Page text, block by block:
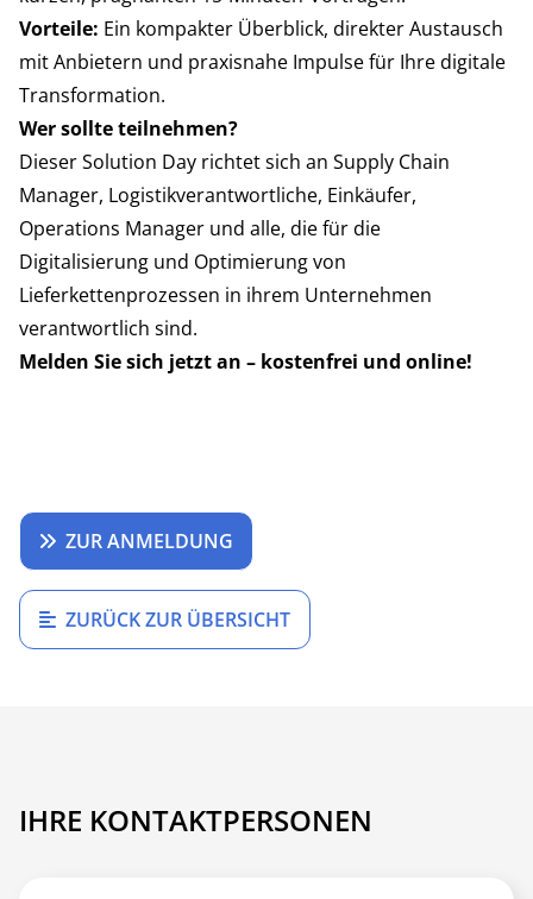
Vorteile: Ein kompakter Überblick, direkter Austausch
mit Anbietern und praxisnahe Impulse für Ihre digitale
Transformation.
Wer sollte teilnehmen?
Dieser Solution Day richtet sich an Supply Chain
Manager, Logistikverantwortliche, Einkäufer,
Operations Manager und alle, die für die
Digitalisierung und Optimierung von
Lieferkettenprozessen in ihrem Unternehmen
verantwortlich sind.
Melden Sie sich jetzt an – kostenfrei und online!
ZUR ANMELDUNG
ZURÜCK ZUR ÜBERSICHT
IHRE KONTAKTPERSONEN